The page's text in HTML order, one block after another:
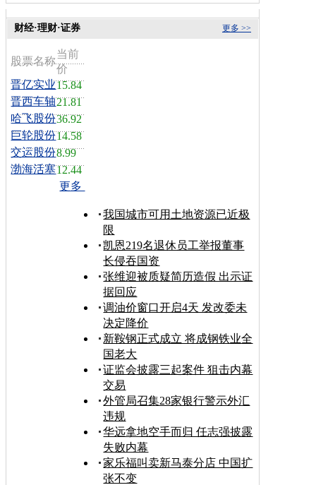
更多 >>
财经·理财·证券
股票名称
当前
价
晋亿实业15.84
晋西车轴21.81
哈飞股份36.92
巨轮股份14.58
交运股份8.99
渤海活塞12.44
更多
我国城市可用土地资源已近极
限
凯恩219名退休员工举报董事
长侵吞国资
张维迎被质疑简历造假 出示证
据回应
调油价窗口开启4天 发改委未
决定降价
新鞍钢正式成立 将成钢铁业全
国老大
证监会披露三起案件 狙击内幕
交易
外管局召集28家银行警示外汇
违规
华远拿地空手而归 任志强披露
失败内幕
家乐福叫卖新马泰分店 中国扩
张不变